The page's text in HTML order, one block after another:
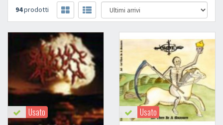
94prodotti
Usato Usato